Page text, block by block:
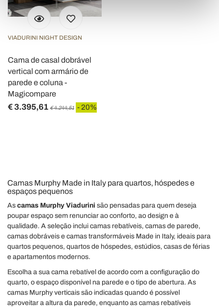
Approfondisci come vengono elaborati i tuoi dati personali
modificare o ritirare il tuo consenso in qualsiasi momento
Utilizziamo i cookie per personalizzare contenuti ed
annunci, per fornire funzionalità dei social media e per
analizzare il nostro traffico. Condividiamo inoltre
informazioni sul modo in cui utilizza il nostro sito con i
VIADURINI NIGHT DESIGN
Cama de casal dobrável
vertical com armário de
parede e coluna -
Magicompare
€ 3.395,61 € 4.244,51 - 20%
Camas Murphy Made in Italy para quartos, hóspedes e
espaços pequenos
As camas Murphy Viadurini são pensadas para quem deseja
poupar espaço sem renunciar ao conforto, ao design e à
qualidade. A seleção inclui camas rebatíveis, camas de parede,
camas dobráveis e camas transformáveis Made in Italy, ideais para
quartos pequenos, quartos de hóspedes, estúdios, casas de férias
e apartamentos modernos.
Escolha a sua cama rebatível de acordo com a configuração do
quarto, o espaço disponível na parede e o tipo de abertura. As
camas Murphy verticais são indicadas quando é possível
aproveitar a altura da parede, enquanto as camas rebatíveis